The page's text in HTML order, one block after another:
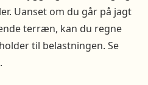
Uanset om du går på jagt
terræn, kan du regne
til belastningen. Se